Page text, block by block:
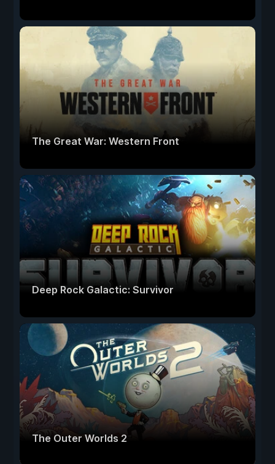
The Great War: Western Front
Deep Rock Galactic: Survivor
The Outer Worlds 2